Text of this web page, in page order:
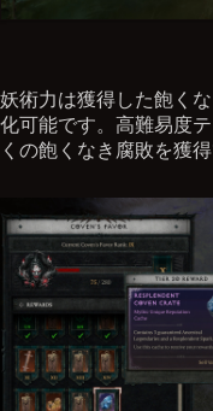
妖術力は獲得した飽く
化可能です。高難易度
くの飽くなき腐敗を獲得